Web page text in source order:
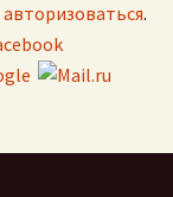
авторизоваться.